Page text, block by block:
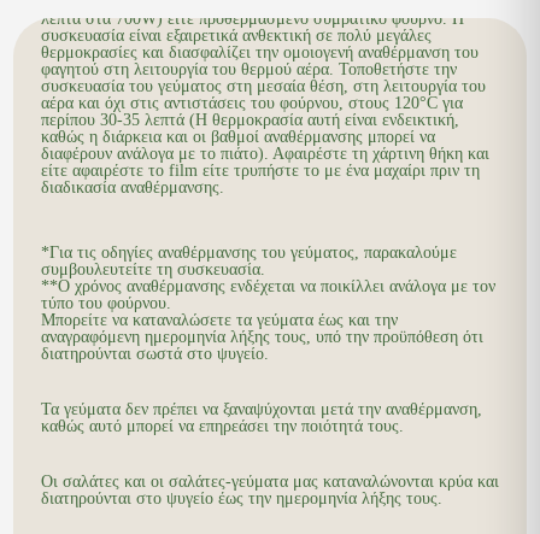
λεπτά στα 700W) είτε προθερμασμένο συμβατικό φούρνο. Η
συσκευασία είναι εξαιρετικά ανθεκτική σε πολύ μεγάλες
θερμοκρασίες και διασφαλίζει την ομοιογενή αναθέρμανση του
φαγητού στη λειτουργία του θερμού αέρα. Τοποθετήστε την
συσκευασία του γεύματος στη μεσαία θέση, στη λειτουργία του
αέρα και όχι στις αντιστάσεις του φούρνου, στους 120°C για
περίπου 30-35 λεπτά (Η θερμοκρασία αυτή είναι ενδεικτική,
καθώς η διάρκεια και οι βαθμοί αναθέρμανσης μπορεί να
διαφέρουν ανάλογα με το πιάτο). Αφαιρέστε τη χάρτινη θήκη και
είτε αφαιρέστε το film είτε τρυπήστε το με ένα μαχαίρι πριν τη
διαδικασία αναθέρμανσης.
*Για τις οδηγίες αναθέρμανσης του γεύματος, παρακαλούμε
συμβουλευτείτε τη συσκευασία.
**Ο χρόνος αναθέρμανσης ενδέχεται να ποικίλλει ανάλογα με τον
τύπο του φούρνου.
Μπορείτε να καταναλώσετε τα γεύματα έως και την
αναγραφόμενη ημερομηνία λήξης τους, υπό την προϋπόθεση ότι
διατηρούνται σωστά στο ψυγείο.
Τα γεύματα δεν πρέπει να ξαναψύχονται μετά την αναθέρμανση,
καθώς αυτό μπορεί να επηρεάσει την ποιότητά τους.
Οι σαλάτες και οι σαλάτες-γεύματα μας καταναλώνονται κρύα και
διατηρούνται στο ψυγείο έως την ημερομηνία λήξης τους.